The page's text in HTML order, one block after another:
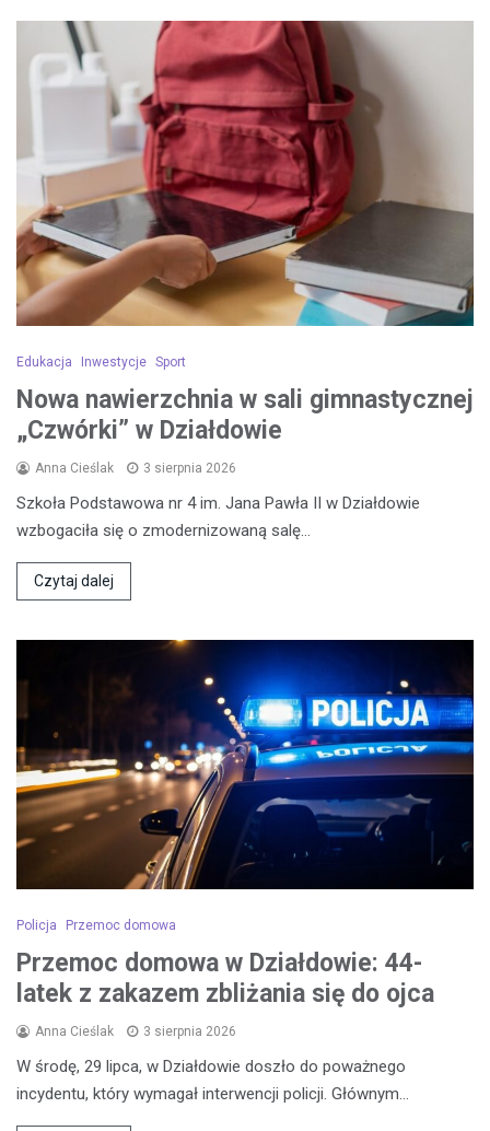
Edukacja Inwestycje Sport
Nowa nawierzchnia w sali gimnastycznej
„Czwórki” w Działdowie
Anna Cieślak 3 sierpnia 2026
Szkoła Podstawowa nr 4 im. Jana Pawła II w Działdowie
wzbogaciła się o zmodernizowaną salę…
Czytaj dalej
Policja Przemoc domowa
Przemoc domowa w Działdowie: 44-
latek z zakazem zbliżania się do ojca
Anna Cieślak 3 sierpnia 2026
W środę, 29 lipca, w Działdowie doszło do poważnego
incydentu, który wymagał interwencji policji. Głównym…